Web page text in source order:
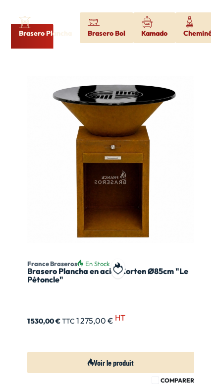
Brasero Plancha Brasero Bol Kamado Cheminée
Ajouter à ma liste de souhait
France Braseros En Stock
Brasero Plancha en acier Corten Ø85cm "Le
Pétoncle"
1 530,00 €TTC 1 275,00 € HT
Voir le produit
COMPARER